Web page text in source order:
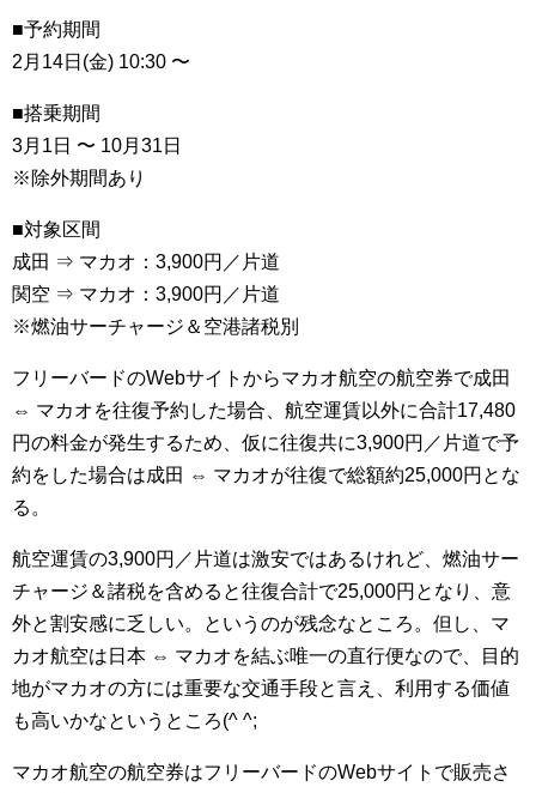
■予約期間
2月14日(金) 10:30 〜
■搭乗期間
3月1日 〜 10月31日
※除外期間あり
■対象区間
成田 ⇒ マカオ：3,900円／片道
関空 ⇒ マカオ：3,900円／片道
※燃油サーチャージ＆空港諸税別
フリーバードのWebサイトからマカオ航空の航空券で成田
⇔ マカオを往復予約した場合、航空運賃以外に合計17,480
円の料金が発生するため、仮に往復共に3,900円／片道で予
約をした場合は成田 ⇔ マカオが往復で総額約25,000円とな
る。
航空運賃の3,900円／片道は激安ではあるけれど、燃油サー
チャージ＆諸税を含めると往復合計で25,000円となり、意
外と割安感に乏しい。というのが残念なところ。但し、マ
カオ航空は日本 ⇔ マカオを結ぶ唯一の直行便なので、目的
地がマカオの方には重要な交通手段と言え、利用する価値
も高いかなというところ(^ ^;
マカオ航空の航空券はフリーバードのWebサイトで販売さ